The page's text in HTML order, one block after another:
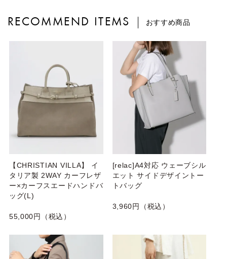
RECOMMEND ITEMS おすすめ商品
【CHRISTIAN VILLA】 イ
タリア製 2WAY カーフレザ
ー×カーフスエードハンドバ
ッグ(L)
55,000円（税込）
[relac]A4対応 ウェーブシル
エット サイドデザイントー
トバッグ
3,960円（税込）